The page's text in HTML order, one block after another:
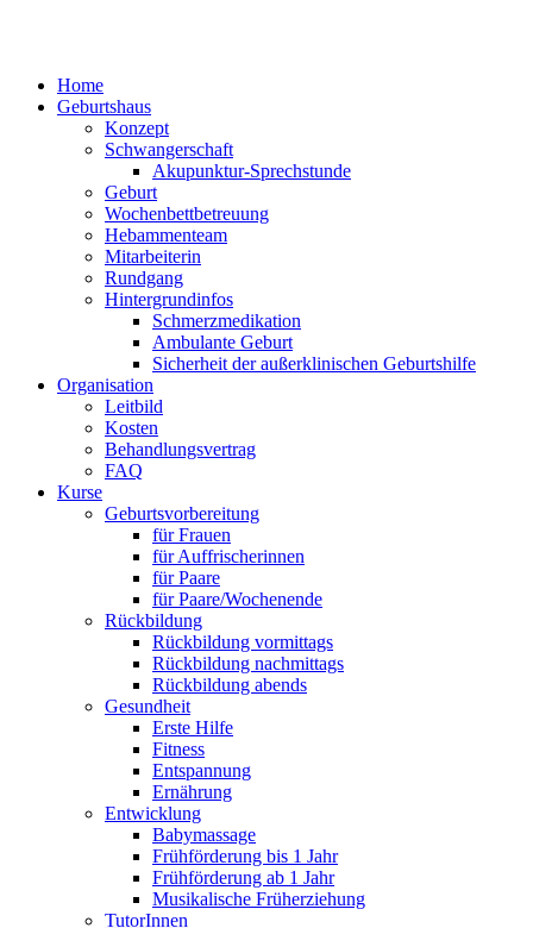
Home
Geburtshaus
Konzept
Schwangerschaft
Akupunktur-Sprechstunde
Geburt
Wochenbettbetreuung
Hebammenteam
Mitarbeiterin
Rundgang
Hintergrundinfos
Schmerzmedikation
Ambulante Geburt
Sicherheit der außerklinischen Geburtshilfe
Organisation
Leitbild
Kosten
Behandlungsvertrag
FAQ
Kurse
Geburtsvorbereitung
für Frauen
für Auffrischerinnen
für Paare
für Paare/Wochenende
Rückbildung
Rückbildung vormittags
Rückbildung nachmittags
Rückbildung abends
Gesundheit
Erste Hilfe
Fitness
Entspannung
Ernährung
Entwicklung
Babymassage
Frühförderung bis 1 Jahr
Frühförderung ab 1 Jahr
Musikalische Früherziehung
TutorInnen